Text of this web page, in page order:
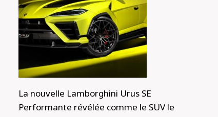
La nouvelle Lamborghini Urus SE
Performante révélée comme le SUV le